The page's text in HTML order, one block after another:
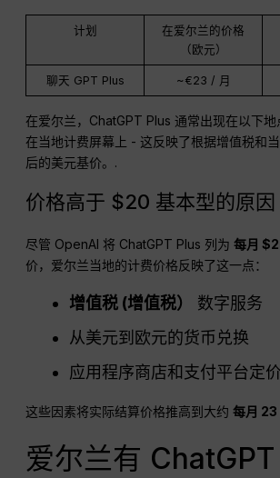
计划
在爱尔兰的价格
（欧元）
聊天 GPT Plus ~€23 / 月
在爱尔兰，ChatGPT Plus 通常出现在以下
在当地计费屏幕上 - 这反映了根据增值税和
后的美元基价。.
价格高于 $20 基本型的原因
尽管 OpenAI 将 ChatGPT Plus 列为每月
价，爱尔兰当地的计费价格反映了这一点：
增值税 (增值税）
数字服务
从美元到欧元的货币兑换
应用程序商店和支付平台定
这些因素将实际结算价格推高到大约每月 23
爱尔兰有